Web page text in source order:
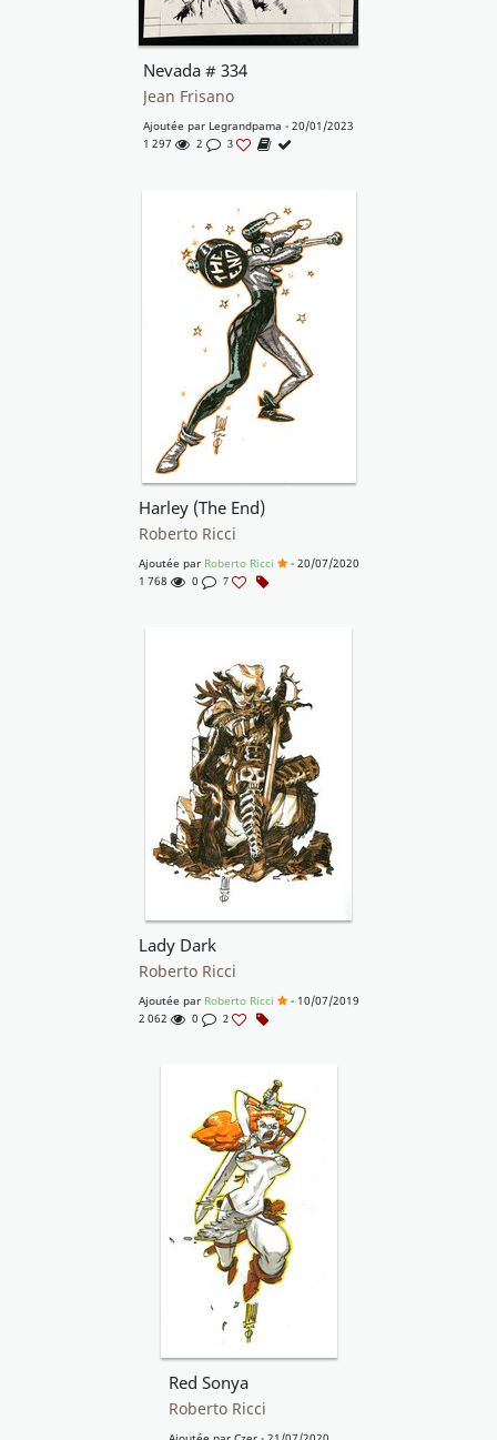
Nevada # 334
Jean Frisano
Ajoutée par Legrandpama - 20/01/2023
1 297
2 3
Harley (The End)
Roberto Ricci
Ajoutée par Roberto Ricci
- 20/07/2020
1 768
0 7
Lady Dark
Roberto Ricci
Ajoutée par Roberto Ricci
- 10/07/2019
2 062
0 2
Red Sonya
Roberto Ricci